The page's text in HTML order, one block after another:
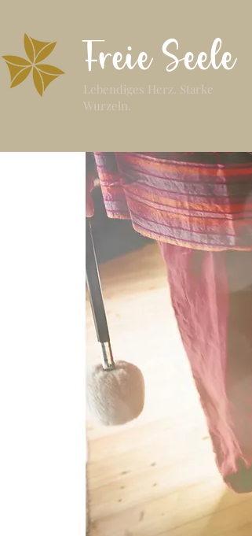
Freie Seele
Lebendiges Herz. Starke
Wurzeln.